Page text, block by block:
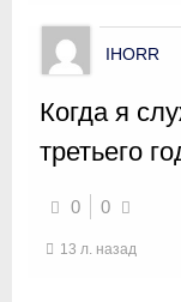
IHORR
Когда я
третьего
0 0
13 л. назад